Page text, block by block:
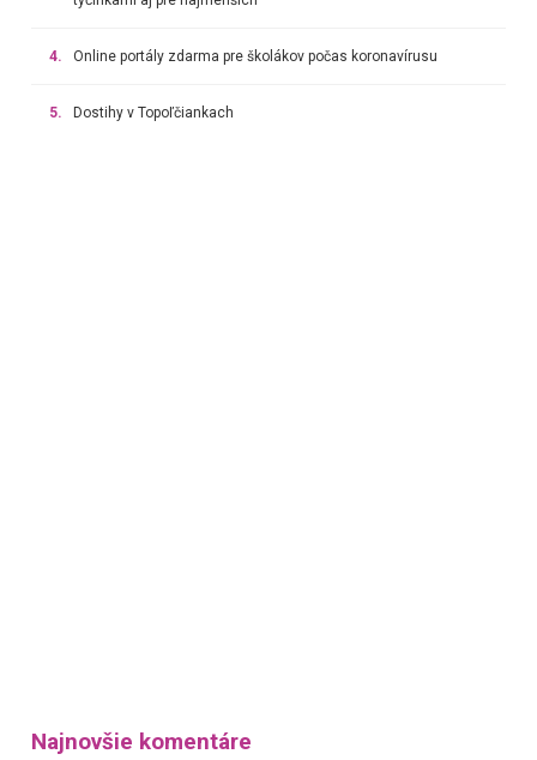
4. Online portály zdarma pre školákov počas koronavírusu
5. Dostihy v Topoľčiankach
Najnovšie komentáre